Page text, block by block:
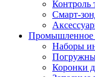
Контроль
Смарт-
Промышленное
Наборы
Коронки